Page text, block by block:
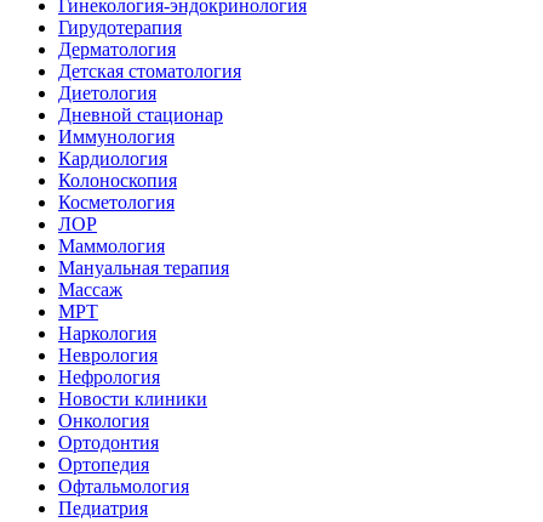
Гинекология-эндокринология
Гирудотерапия
Дерматология
Детская стоматология
Диетология
Дневной стационар
Иммунология
Кардиология
Колоноскопия
Косметология
ЛОР
Маммология
Мануальная терапия
Массаж
МРТ
Наркология
Неврология
Нефрология
Новости клиники
Онкология
Ортодонтия
Ортопедия
Офтальмология
Педиатрия